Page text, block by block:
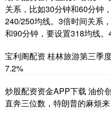
关系，比如30分钟和60分钟
240/250均线。3倍时间关系
和90分钟，要设置318均线。
宝利阁配资 桂林旅游第三季
7.2%
炒股配资资金APP下载 油价
直奔三位数，特朗普的麻烦来